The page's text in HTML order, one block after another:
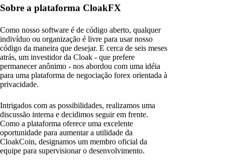
Sobre a plataforma CloakFX
Como nosso software é de código aberto, qualquer
indivíduo ou organização é livre para usar nosso
código da maneira que desejar. E cerca de seis meses
atrás, um investidor da Cloak - que prefere
permanecer anônimo - nos abordou com uma idéia
para uma plataforma de negociação forex orientada à
privacidade.
Intrigados com as possibilidades, realizamos uma
discussão interna e decidimos seguir em frente.
Como a plataforma oferece uma excelente
oportunidade para aumentar a utilidade da
CloakCoin, designamos um membro oficial da
equipe para supervisionar o desenvolvimento.